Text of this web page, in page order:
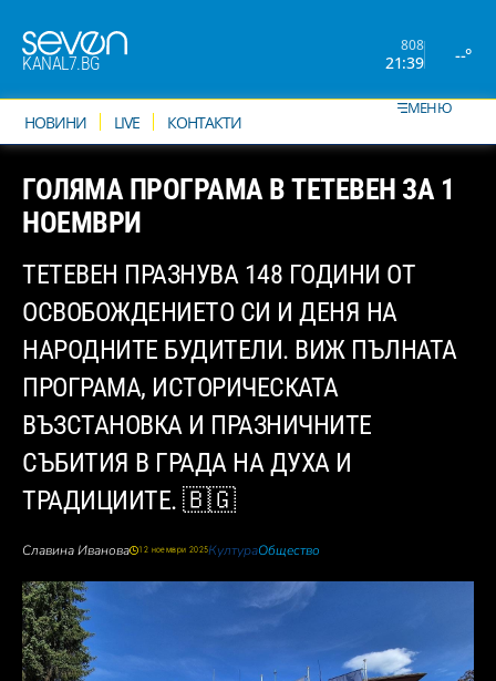
KANAL7.BG
808
21:39 --°
НОВИНИ LIVE КОНТАКТИ
МЕНЮ
ГОЛЯМА ПРОГРАМА В ТЕТЕВЕН ЗА 1
НОЕМВРИ
ТЕТЕВЕН ПРАЗНУВА 148 ГОДИНИ ОТ
ОСВОБОЖДЕНИЕТО СИ И ДЕНЯ НА
НАРОДНИТЕ БУДИТЕЛИ. ВИЖ ПЪЛНАТА
ПРОГРАМА, ИСТОРИЧЕСКАТА
ВЪЗСТАНОВКА И ПРАЗНИЧНИТЕ
СЪБИТИЯ В ГРАДА НА ДУХА И
ТРАДИЦИИТЕ. 🇧🇬
Славина Иванова 12 ноември 2025КултураОбщество